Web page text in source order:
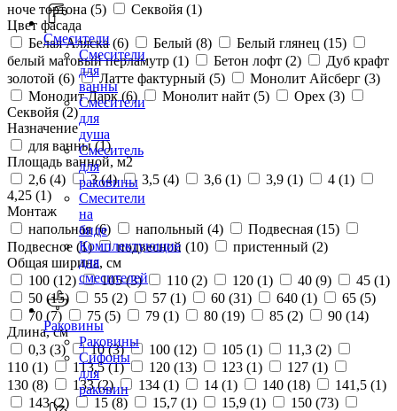
Смесители
Смесители
для
ванны
Смесители
для
душа
Смеситель
для
раковины
Смесители
на
биде
Комплектующие
для
смесителей
Раковины
Раковины
Сифоны
для
раковин
ноче тортона (5) Секвойя (1)
Цвет фасада
Белая Аляска (6) Белый (8) Белый глянец (15)
белый матовый перламутр (1) Бетон лофт (2)
Дуб крафт
золотой (6) Латте фактурный (5) Монолит Айсберг (3)
Монолит Дарк (6) Монолит найт (5) Орех (3)
Секвойя (2)
Назначение
для ванны (1)
Площадь ванной, м2
2,6 (4) 3 (4) 3,5 (4) 3,6 (1) 3,9 (1) 4 (1)
4,25 (1)
Монтаж
напольная (6) напольный (4) Подвесная (15)
Подвесное (1) подвесной (10) пристенный (2)
Общая ширина, см
100 (12) 105 (3) 110 (2) 120 (1) 40 (9) 45 (1)
50 (15) 55 (2) 57 (1) 60 (31) 640 (1) 65 (5)
70 (7) 75 (5) 79 (1) 80 (19) 85 (2) 90 (14)
Длина, см
0,3 (3) 10 (3) 100 (12) 105 (1) 11,3 (2)
110 (1) 113,5 (1) 120 (13) 123 (1) 127 (1)
130 (8) 133 (2) 134 (1) 14 (1) 140 (18) 141,5 (1)
143 (2) 15 (8) 15,7 (1) 15,9 (1) 150 (73)